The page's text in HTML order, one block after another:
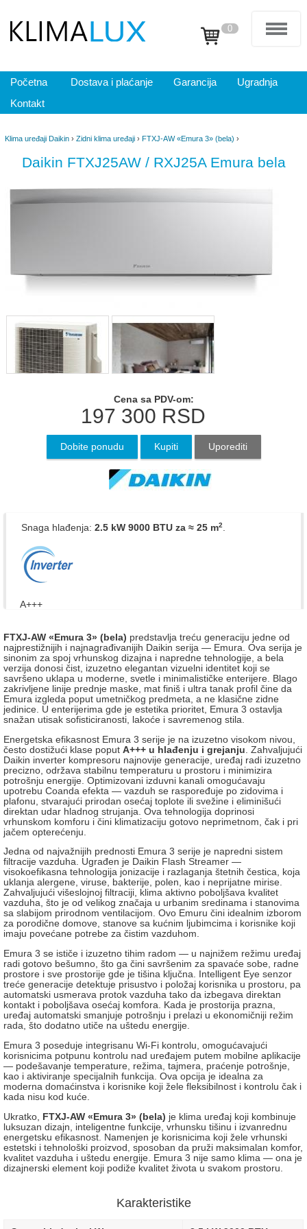
0
Početna Dostava i plaćanje Garancija
Ugradnja
Kontakt
Klima uređaji Daikin › Zidni klima uređaji › FTXJ-AW «Emura 3» (bela) ›
Daikin FTXJ25AW / RXJ25A Emura bela
Cena sa PDV-om:
197 300 RSD
Dobite ponudu Kupiti Uporediti
Snaga hlađenja: 2.5 kW 9000 BTU za ≈ 25 m2.
A+++
FTXJ-AW «Emura 3» (bela) predstavlja treću generaciju jedne od
najprestižnijih i najnagrađivanijih Daikin serija — Emura. Ova serija je
sinonim za spoj vrhunskog dizajna i napredne tehnologije, a bela
verzija donosi čist, izuzetno elegantan vizuelni identitet koji se
savršeno uklapa u moderne, svetle i minimalističke enterijere. Blago
zakrivljene linije prednje maske, mat finiš i ultra tanak profil čine da
Emura izgleda poput umetničkog predmeta, a ne klasične zidne
jedinice. U enterijerima gde je estetika prioritet, Emura 3 ostavlja
snažan utisak sofisticiranosti, lakoće i savremenog stila.
Energetska efikasnost Emura 3 serije je na izuzetno visokom nivou,
često dostižući klase poput A+++ u hlađenju i grejanju . Zahvaljujući
Daikin inverter kompresoru najnovije generacije, uređaj radi izuzetno
precizno, održava stabilnu temperaturu u prostoru i minimizira
potrošnju energije. Optimizovani izduvni kanali omogućavaju
upotrebu Coanda efekta — vazduh se raspoređuje po zidovima i
plafonu, stvarajući prirodan osećaj toplote ili svežine i eliminišući
direktan udar hladnog strujanja. Ova tehnologija doprinosi
vrhunskom komforu i čini klimatizaciju gotovo neprimetnom, čak i pri
jačem opterećenju.
Jedna od najvažnijih prednosti Emura 3 serije je napredni sistem
filtracije vazduha. Ugrađen je Daikin Flash Streamer —
visokoefikasna tehnologija jonizacije i razlaganja štetnih čestica, koja
uklanja alergene, viruse, bakterije, polen, kao i neprijatne mirise.
Zahvaljujući višeslojnoj filtraciji, klima aktivno poboljšava kvalitet
vazduha, što je od velikog značaja u urbanim sredinama i stanovima
sa slabijom prirodnom ventilacijom. Ovo Emuru čini idealnim izborom
za porodične domove, stanove sa kućnim ljubimcima i korisnike koji
imaju povećane potrebe za čistim vazduhom.
Emura 3 se ističe i izuzetno tihim radom — u najnižem režimu uređaj
radi gotovo bešumno, što ga čini savršenim za spavaće sobe, radne
prostore i sve prostorije gde je tišina ključna. Intelligent Eye senzor
treće generacije detektuje prisustvo i položaj korisnika u prostoru, pa
automatski usmerava protok vazduha tako da izbegava direktan
kontakt i poboljšava osećaj komfora. Kada je prostorija prazna,
uređaj automatski smanjuje potrošnju i prelazi u ekonomičniji režim
rada, što dodatno utiče na uštedu energije.
Emura 3 poseduje integrisanu Wi-Fi kontrolu, omogućavajući
korisnicima potpunu kontrolu nad uređajem putem mobilne aplikacije
— podešavanje temperature, režima, tajmera, praćenje potrošnje,
kao i aktiviranje specijalnih funkcija. Ova opcija je idealna za
moderna domaćinstva i korisnike koji žele fleksibilnost i kontrolu čak i
kada nisu kod kuće.
Ukratko, FTXJ-AW «Emura 3» (bela) je klima uređaj koji kombinuje
luksuzan dizajn, inteligentne funkcije, vrhunsku tišinu i izvanrednu
energetsku efikasnost. Namenjen je korisnicima koji žele vrhunski
estetski i tehnološki proizvod, sposoban da pruži maksimalan komfor,
kvalitet vazduha i uštedu energije. Emura 3 nije samo klima — ona je
dizajnerski element koji podiže kvalitet života u svakom prostoru.
Karakteristike